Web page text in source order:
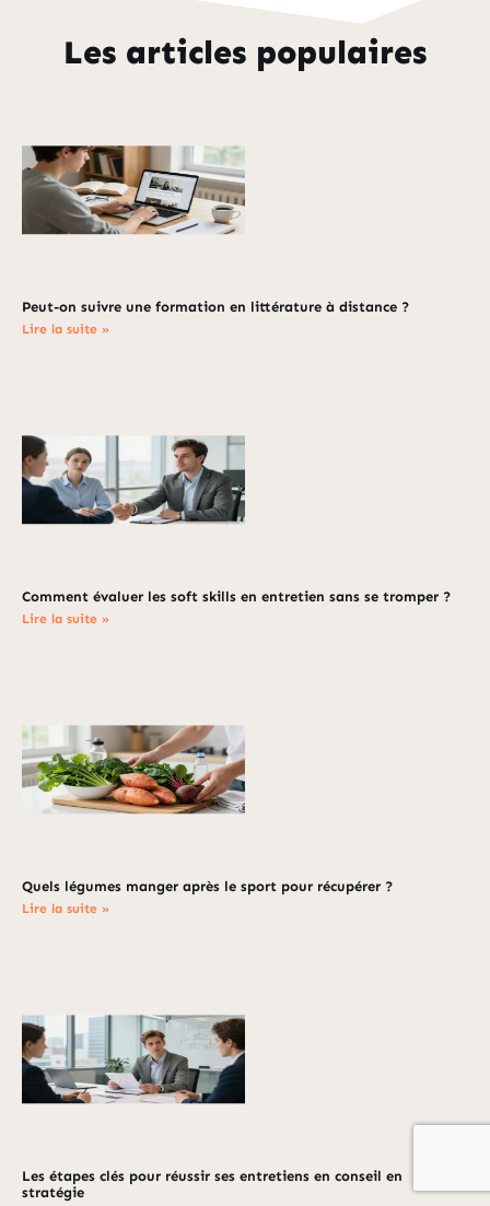
Les articles populaires
Peut-on suivre une formation en littérature à distance ?
Lire la suite »
Comment évaluer les soft skills en entretien sans se tromper ?
Lire la suite »
Quels légumes manger après le sport pour récupérer ?
Lire la suite »
Les étapes clés pour réussir ses entretiens en conseil en
stratégie